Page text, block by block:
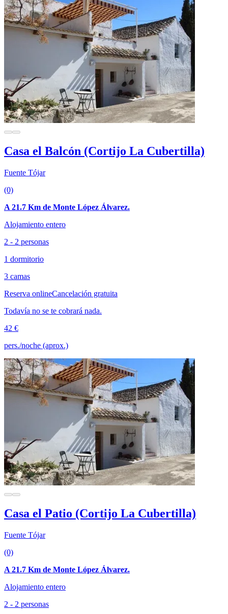
Casa el Balcón (Cortijo La Cubertilla)
Fuente Tójar
(0)
A 21.7 Km de Monte López Álvarez.
Alojamiento entero
2 - 2 personas
1 dormitorio
3 camas
Reserva onlineCancelación gratuita
Todavía no se te cobrará nada.
42 €
pers./noche (aprox.)
Casa el Patio (Cortijo La Cubertilla)
Fuente Tójar
(0)
A 21.7 Km de Monte López Álvarez.
Alojamiento entero
2 - 2 personas